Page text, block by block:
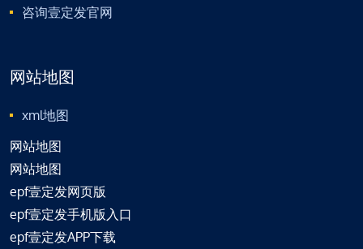
咨询壹定发官网
网站地图
xml地图
网站地图
网站地图
epf壹定发网页版
epf壹定发手机版入口
epf壹定发APP下载